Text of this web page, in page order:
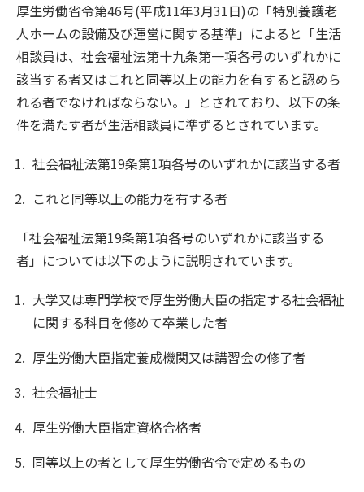
厚生労働省令第46号(平成11年3月31日)の「特別養護老
人ホームの設備及び運営に関する基準」によると「生活
相談員は、社会福祉法第十九条第一項各号のいずれかに
該当する者又はこれと同等以上の能力を有すると認めら
れる者でなければならない。」とされており、以下の条
件を満たす者が生活相談員に準ずるとされています。
社会福祉法第19条第1項各号のいずれかに該当する者
これと同等以上の能力を有する者
「社会福祉法第19条第1項各号のいずれかに該当する
者」については以下のように説明されています。
大学又は専門学校で厚生労働大臣の指定する社会福祉
に関する科目を修めて卒業した者
厚生労働大臣指定養成機関又は講習会の修了者
社会福祉士
厚生労働大臣指定資格合格者
同等以上の者として厚生労働省令で定めるもの